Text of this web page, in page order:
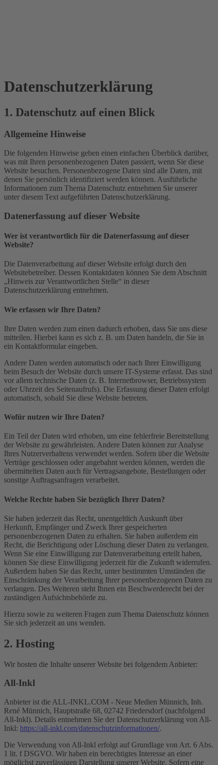
Datenschutz­erklärung
1. Datenschutz auf einen Blick
Allgemeine Hinweise
Die folgenden Hinweise geben einen einfachen Überblick darüber,
was mit Ihren personenbezogenen Daten passiert, wenn Sie diese
Website besuchen. Personenbezogene Daten sind alle Daten, mit
denen Sie persönlich identifiziert werden können. Ausführliche
Informationen zum Thema Datenschutz entnehmen Sie unserer
unter diesem Text aufgeführten Datenschutzerklärung.
Datenerfassung auf dieser Website
Wer ist verantwortlich für die Datenerfassung auf dieser
Website?
Die Datenverarbeitung auf dieser Website erfolgt durch den
Websitebetreiber. Dessen Kontaktdaten können Sie dem Abschnitt
„Hinweis zur Verantwortlichen Stelle“ in dieser
Datenschutzerklärung entnehmen.
Wie erfassen wir Ihre Daten?
Ihre Daten werden zum einen dadurch erhoben, dass Sie uns diese
mitteilen. Hierbei kann es sich z. B. um Daten handeln, die Sie in
ein Kontaktformular eingeben.
Andere Daten werden automatisch oder nach Ihrer Einwilligung
beim Besuch der Website durch unsere IT-Systeme erfasst. Das sind
vor allem technische Daten (z. B. Internetbrowser, Betriebssystem
oder Uhrzeit des Seitenaufrufs). Die Erfassung dieser Daten erfolgt
automatisch, sobald Sie diese Website betreten.
Wofür nutzen wir Ihre Daten?
Ein Teil der Daten wird erhoben, um eine fehlerfreie Bereitstellung
der Website zu gewährleisten. Andere Daten können zur Analyse
Ihres Nutzerverhaltens verwendet werden. Sofern über die Website
Verträge geschlossen oder angebahnt werden können, werden die
übermittelten Daten auch für Vertragsangebote, Bestellungen oder
sonstige Auftragsanfragen verarbeitet.
Welche Rechte haben Sie bezüglich Ihrer Daten?
Sie haben jederzeit das Recht, unentgeltlich Auskunft über
Herkunft, Empfänger und Zweck Ihrer gespeicherten
personenbezogenen Daten zu erhalten. Sie haben außerdem ein
Recht, die Berichtigung oder Löschung dieser Daten zu verlangen.
Wenn Sie eine Einwilligung zur Datenverarbeitung erteilt haben,
können Sie diese Einwilligung jederzeit für die Zukunft widerrufen.
Außerdem haben Sie das Recht, unter bestimmten Umständen die
Einschränkung der Verarbeitung Ihrer personenbezogenen Daten zu
verlangen. Des Weiteren steht Ihnen ein Beschwerderecht bei der
zuständigen Aufsichtsbehörde zu.
Hierzu sowie zu weiteren Fragen zum Thema Datenschutz können
Sie sich jederzeit an uns wenden.
2. Hosting
Wir hosten die Inhalte unserer Website bei folgendem Anbieter:
All-Inkl
Anbieter ist die ALL-INKL.COM - Neue Medien Münnich, Inh.
René Münnich, Hauptstraße 68, 02742 Friedersdorf (nachfolgend
All-Inkl). Details entnehmen Sie der Datenschutzerklärung von All-
Inkl: https://all-inkl.com/datenschutzinformationen/.
Die Verwendung von All-Inkl erfolgt auf Grundlage von Art. 6 Abs.
1 lit. f DSGVO. Wir haben ein berechtigtes Interesse an einer
möglichst zuverlässigen Darstellung unserer Website. Sofern eine